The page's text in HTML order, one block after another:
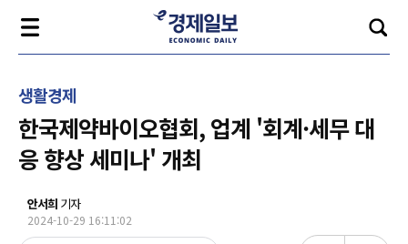
생활경제
한국제약바이오협회, 업계 '회계·세무 대
응 향상 세미나' 개최
안서희 기자
2024-10-29 16:11:02